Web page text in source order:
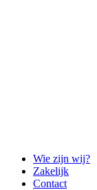
Wie zijn wij?
Zakelijk
Contact